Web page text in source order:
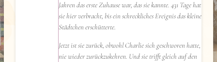
Jahren das erste Zuhause war, das sie kannte. 431 Tage hat
sie hier verbracht, bis ein schreckliches Ereignis das kleine
Städtchen erschütterte.
Jetzt ist sie zurück, obwohl Charlie sich geschworen hatte,
nie wieder zurückzukehren. Und sie trifft gleich auf den